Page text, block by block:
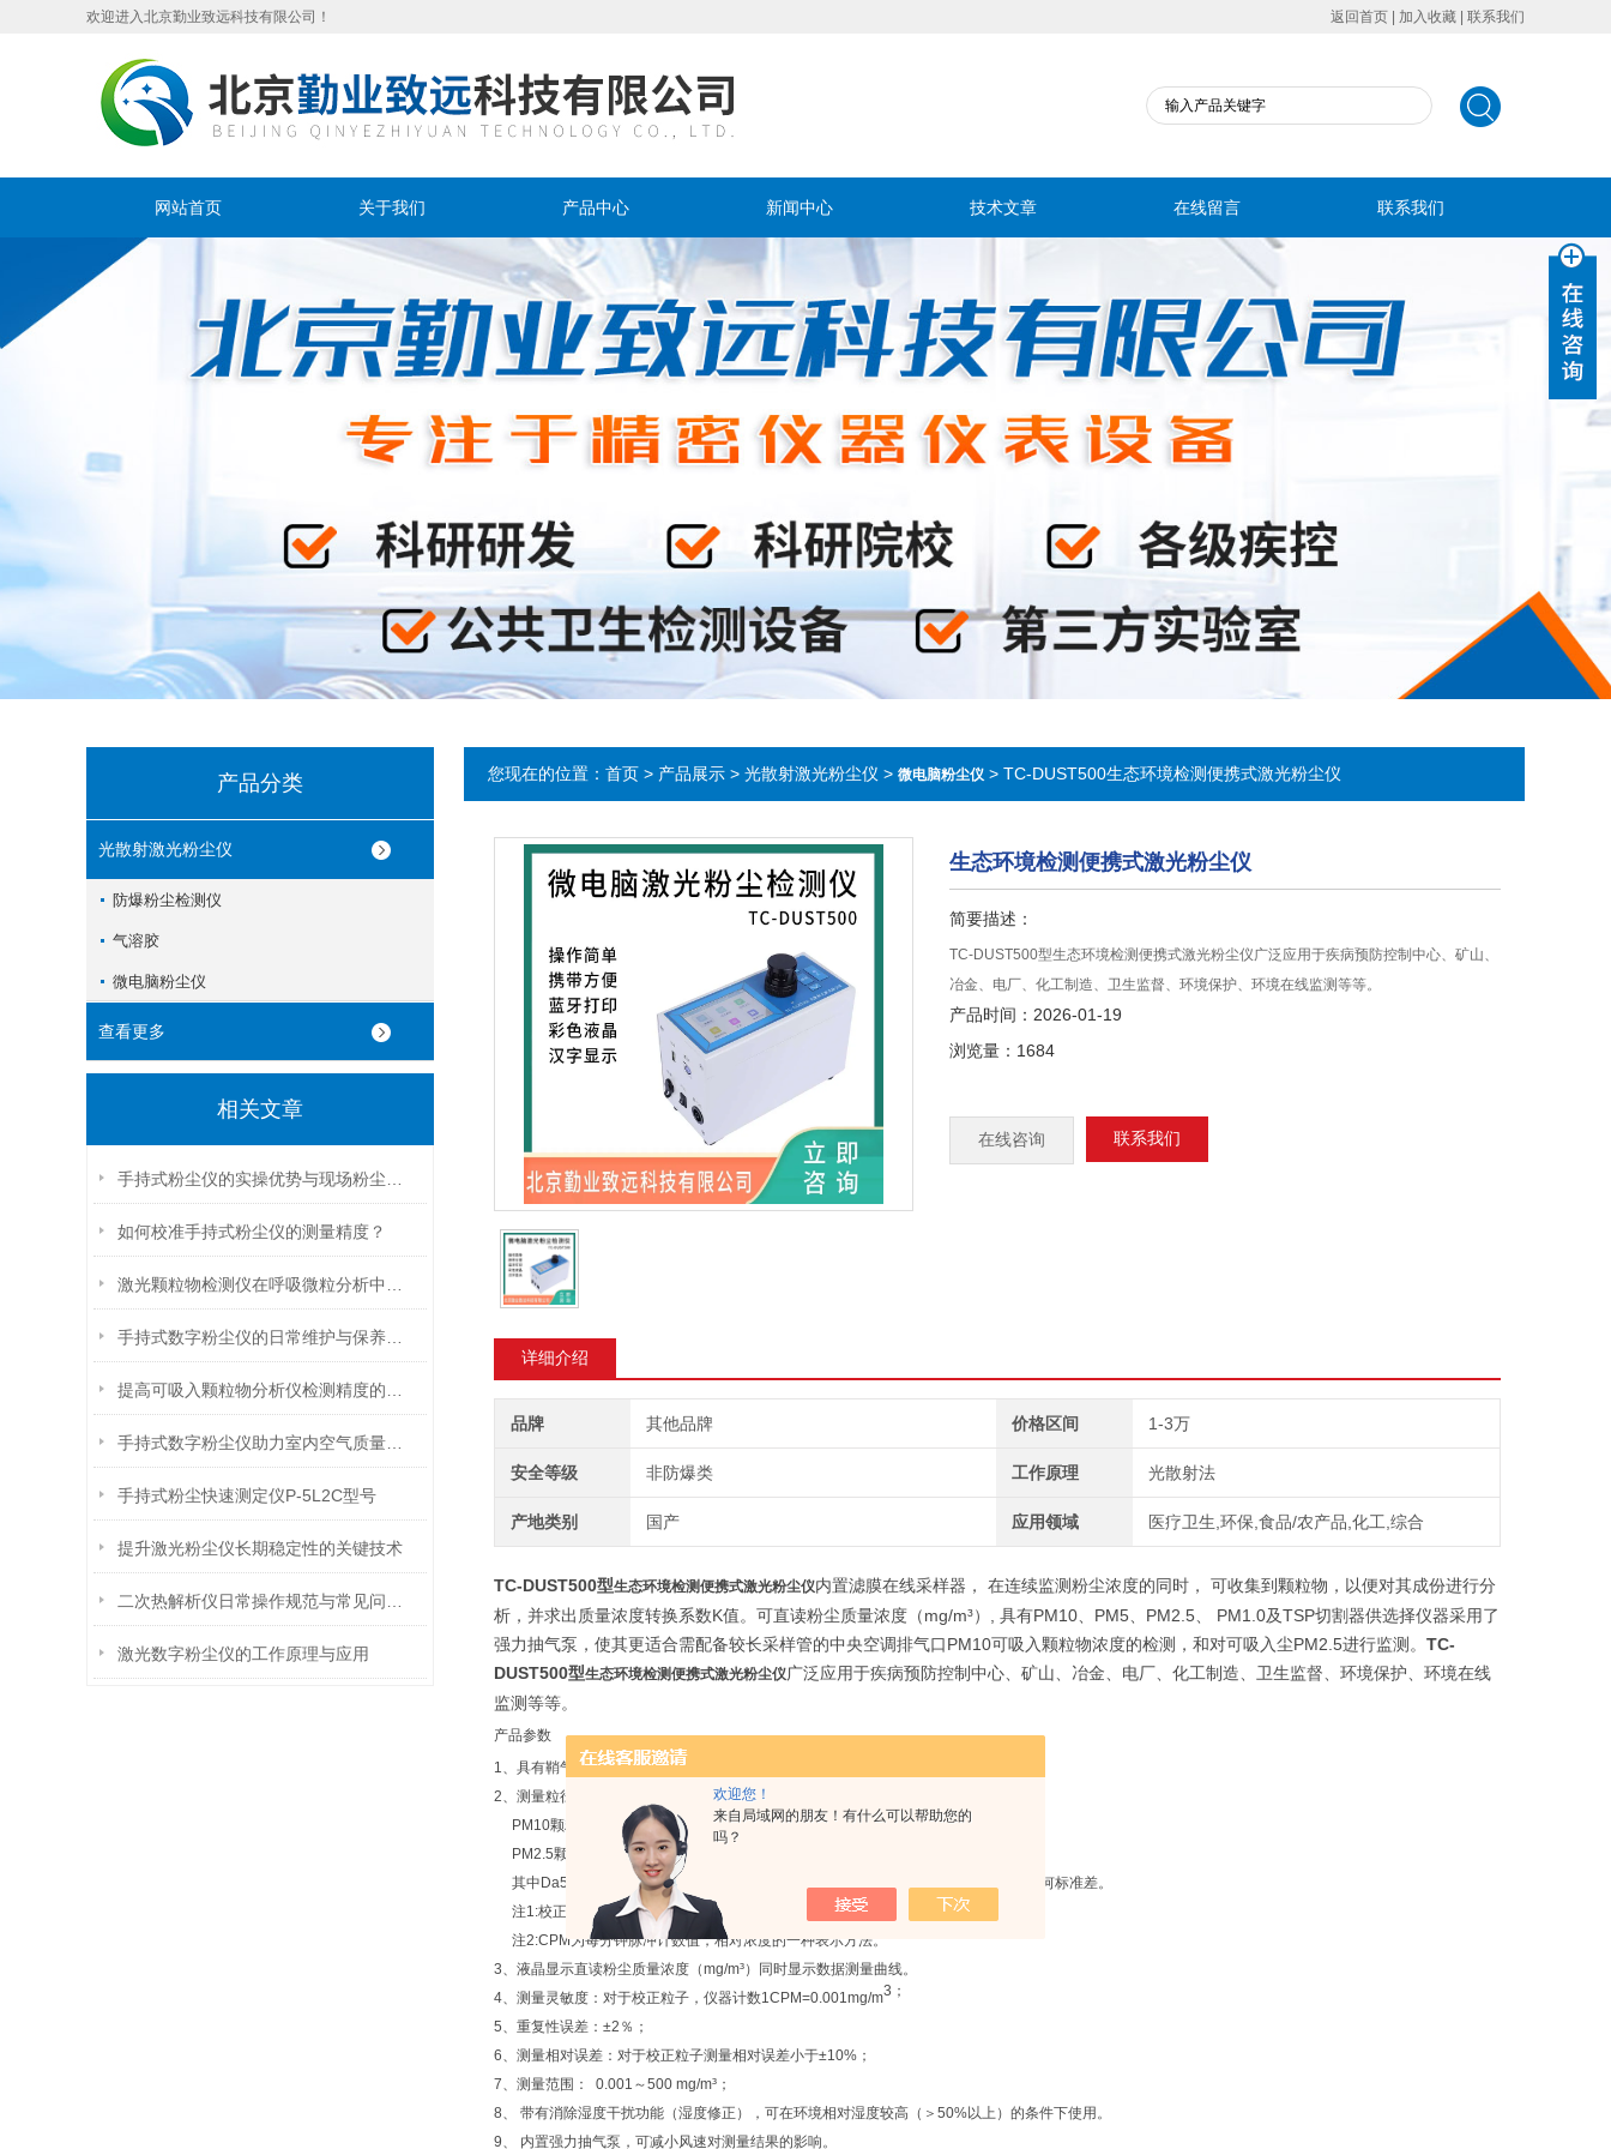
欢迎您！
来自局域网的朋友！有什么可以帮助您的
吗？
欢迎进入北京勤业致远科技有限公司！ 返回首页 加入收藏 联系我们
网站首页 关于我们 产品中心 新闻中心 技术文章 在线留言 联系我们
产品分类
光散射激光粉尘仪
防爆粉尘检测仪
气溶胶
微电脑粉尘仪
查看更多
相关文章
如何校准手持式粉尘仪的测量精度？
手持式粉尘快速测定仪P-5L2C型号
提升激光粉尘仪长期稳定性的关键技术
激光数字粉尘仪的工作原理与应用
您现在的位置： 首页 > 产品展示 > 光散射激光粉尘仪 > 微电脑粉尘仪 > TC-DUST500生态环境检测便携式激光粉尘仪
生态环境检测便携式激光粉尘仪
简要描述：
TC-DUST500型生态环境检测便携式激光粉尘仪广泛应用于疾病预防控制中心、矿山、
冶金、电厂、化工制造、卫生监督、环境保护、环境在线监测等等。
产品时间：2026-01-19
浏览量：1684
在线咨询 联系我们
详细介绍
品牌 其他品牌 价格区间 1-3万
安全等级 非防爆类 工作原理 光散射法
产地类别 国产 应用领域 医疗卫生,环保,食品/农产品,化工,综合
TC-DUST500型生态环境检测便携式激光粉尘仪内置滤膜在线采样器， 在连续监测粉尘浓度的同时， 可收集到颗粒物，以便对其成份进行分
析，并求出质量浓度转换系数K值。可直读粉尘质量浓度（mg/m³）, 具有PM10、PM5、PM2.5、 PM1.0及TSP切割器供选择仪器采用了
强力抽气泵，使其更适合需配备较长采样管的中央空调排气口PM10可吸入颗粒物浓度的检测，和对可吸入尘PM2.5进行监测。 TC-
DUST500型生态环境检测便携式激光粉尘仪广泛应用于疾病预防控制中心、矿山、冶金、电厂、化工制造、卫生监督、环境保护、环境在线
监测等等。
产品参数
1、具有鞘气保护系统，配置40mm滤膜检测浓度同时也可以收集粉尘的样品。
2、测量粒径：PM10、PM5、PM2.5、PM1、TSP及总尘
PM10颗粒物捕集特性：Da50=10μm±0.5μm，σg=1.5±0.1。
PM2.5颗粒物捕集特性：Da50=2.5μm±0.2μm，σg=1.2±0.1。
其中Da50为捕集效率为50%时所对应的颗粒物空气动力学直径；σg为捕集效率的几何标准差。
注1:校正粒子为平均粒径0.6μm，几何标准偏差σ≤1.25的聚苯乙烯粒子；
注2:CPM为每分钟脉冲计数值，相对浓度的一种表示方法。
3、液晶显示直读粉尘质量浓度（mg/m³）同时显示数据测量曲线。
4、测量灵敏度：对于校正粒子，仪器计数1CPM=0.001mg/m3；
5、重复性误差：±2％；
6、测量相对误差：对于校正粒子测量相对误差小于±10%；
7、测量范围： 0.001～500 mg/m³ ；
8、 带有消除湿度干扰功能（湿度修正），可在环境相对湿度较高（＞50%以上）的条件下使用。
9、 内置强力抽气泵，可减小风速对测量结果的影响。